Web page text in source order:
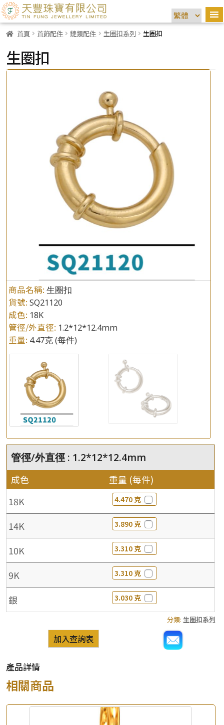
首頁 首飾配件 鏈類配件 生圈扣系列 生圈扣
生圈扣
商品名稱: 生圈扣
貨號: SQ21120
成色: 18K
管徑/外直徑: 1.2*12*12.4mm
重量: 4.47克(每件)
管徑/外直徑 : 1.2*12*12.4mm
成色 重量 (每件)
18K 4.470 克
14K 3.890 克
10K 3.310 克
9K 3.310 克
銀 3.030 克
分類: 生圈扣系列
加入查詢表
產品詳情
相關商品